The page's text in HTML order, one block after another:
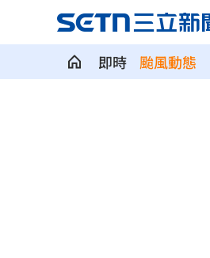
即時 颱風動態